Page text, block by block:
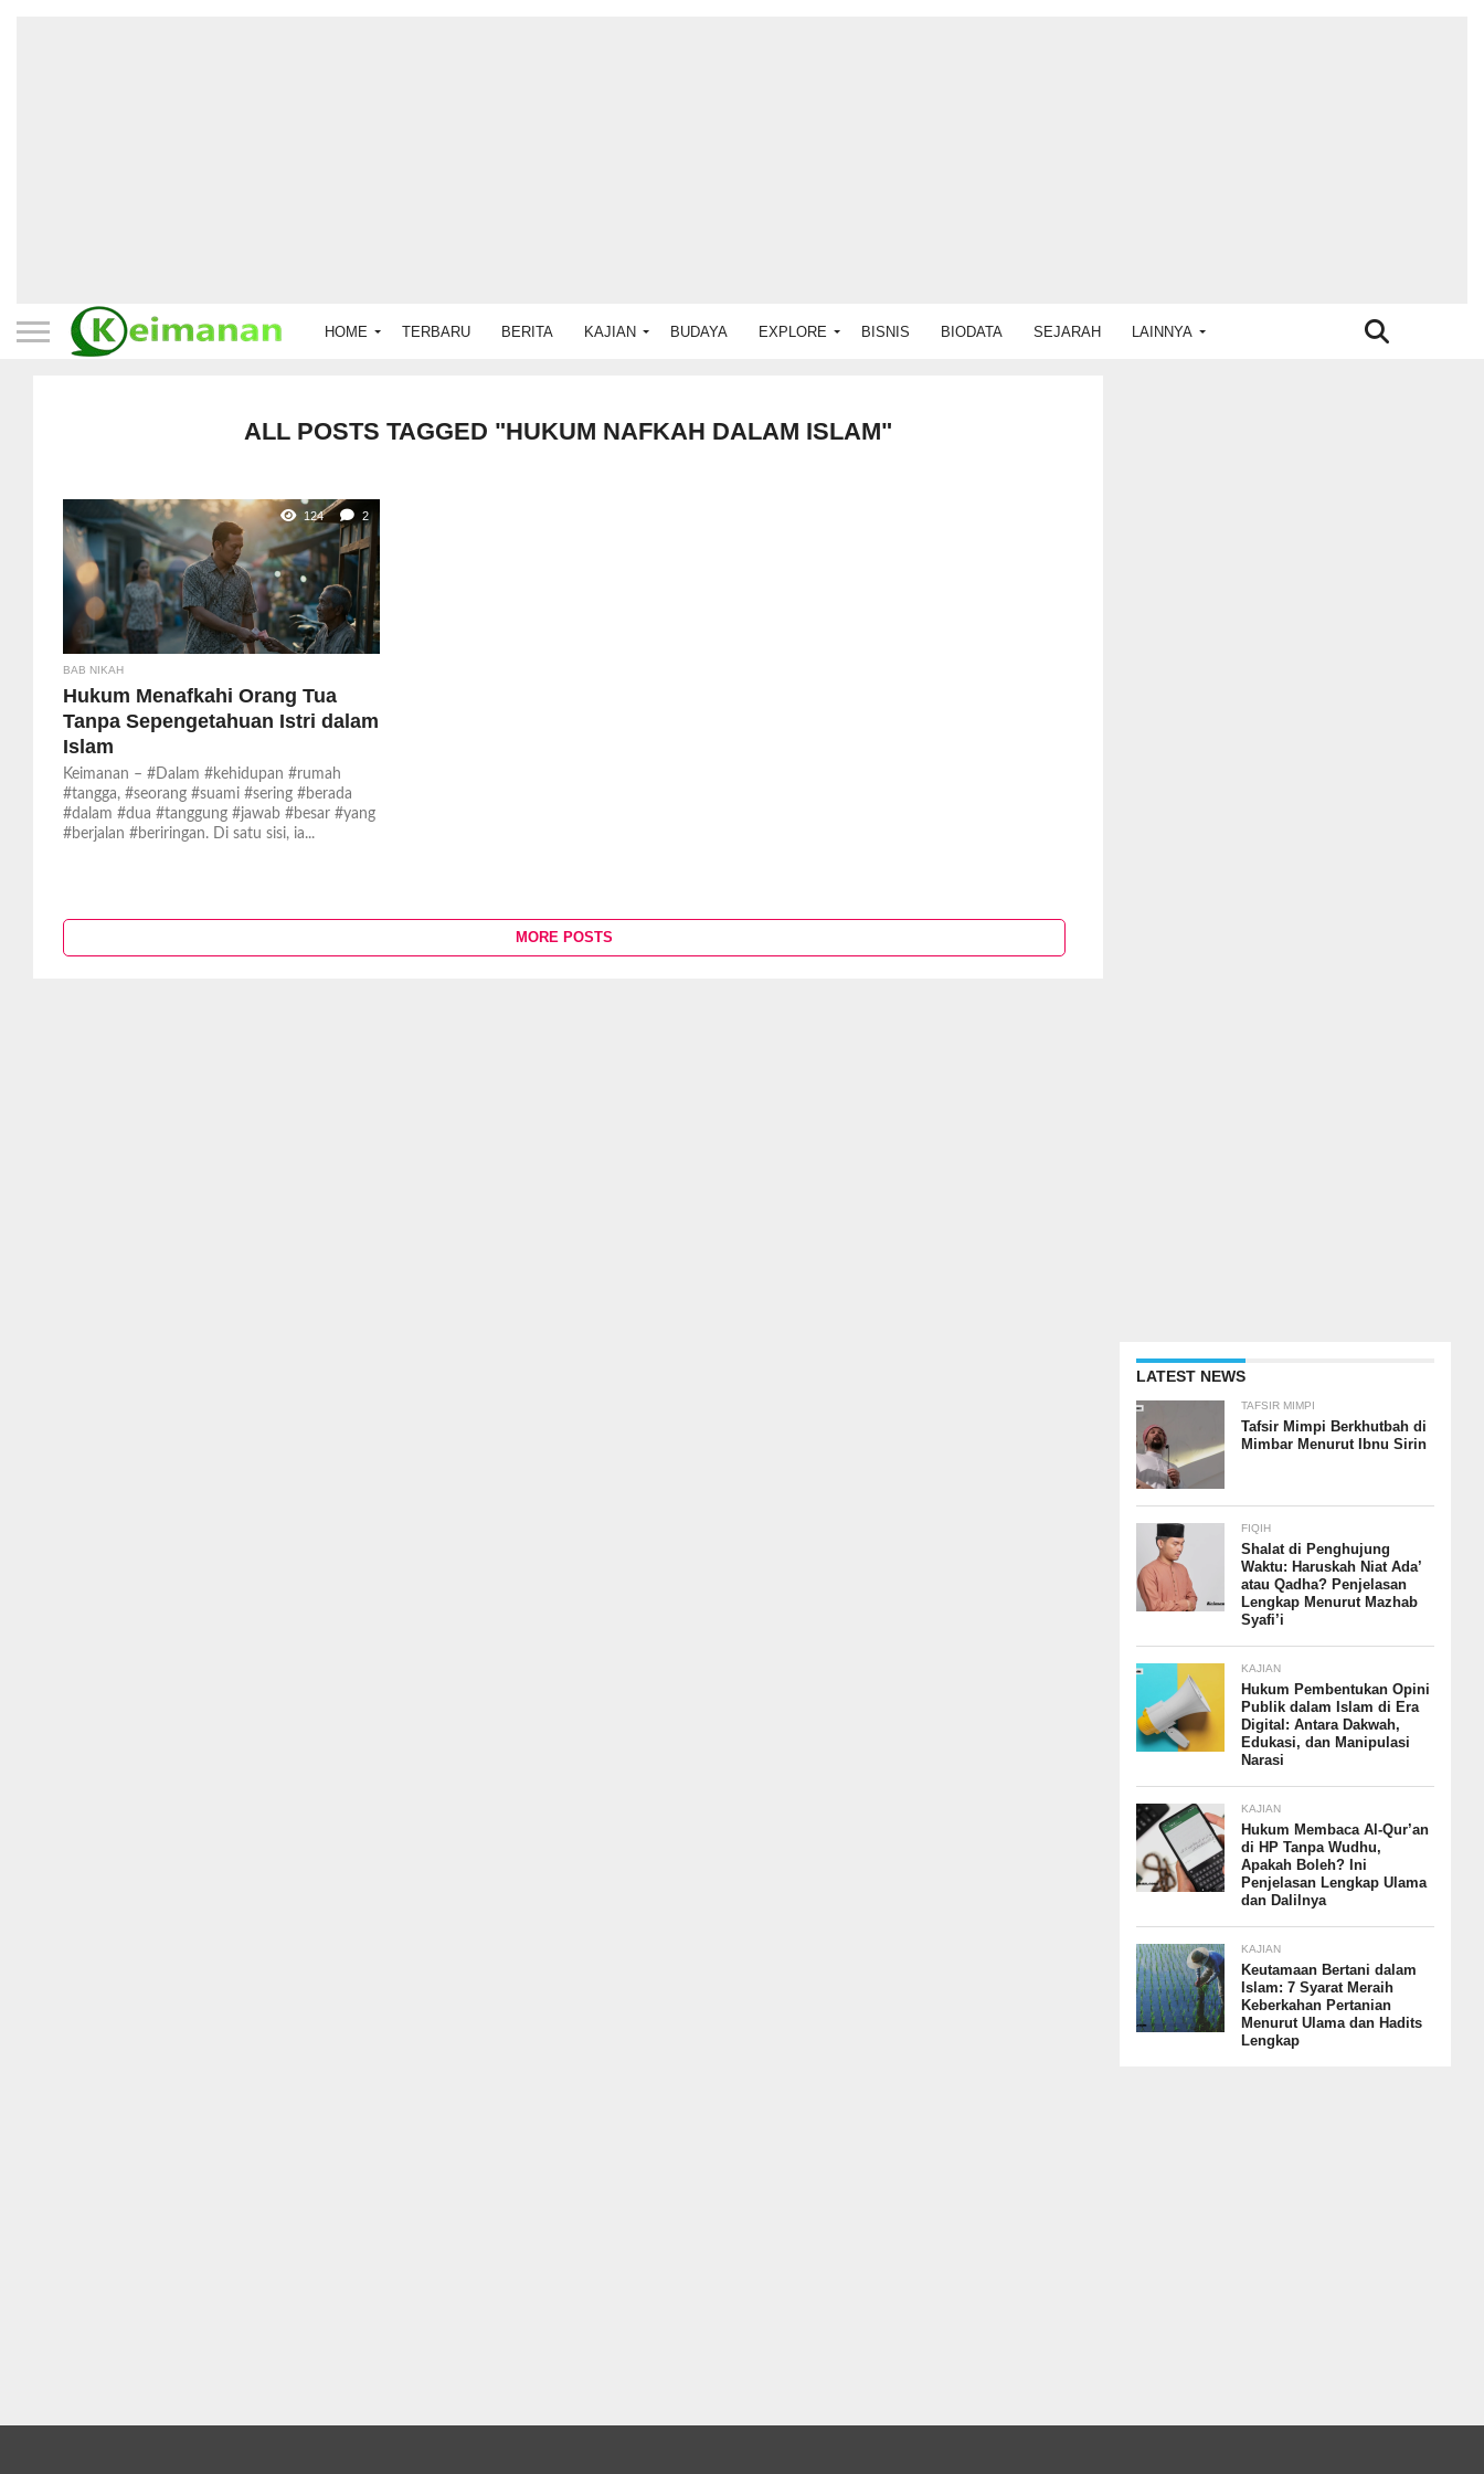
HOME TERBARU BERITA KAJIAN BUDAYA EXPLORE BISNIS BIODATA SEJARAH LAINNYA
ALL POSTS TAGGED "HUKUM NAFKAH DALAM ISLAM"
124 2
BAB NIKAH
Hukum Menafkahi Orang Tua
Tanpa Sepengetahuan Istri dalam
Islam
Keimanan – #Dalam #kehidupan #rumah
#tangga, #seorang #suami #sering #berada
#dalam #dua #tanggung #jawab #besar #yang
#berjalan #beriringan. Di satu sisi, ia...
MORE POSTS
LATEST NEWS
TAFSIR MIMPI
Tafsir Mimpi Berkhutbah di
Mimbar Menurut Ibnu Sirin
FIQIH
Shalat di Penghujung
Waktu: Haruskah Niat Ada’
atau Qadha? Penjelasan
Lengkap Menurut Mazhab
Syafi’i
KAJIAN
Hukum Pembentukan Opini
Publik dalam Islam di Era
Digital: Antara Dakwah,
Edukasi, dan Manipulasi
Narasi
KAJIAN
Hukum Membaca Al-Qur’an
di HP Tanpa Wudhu,
Apakah Boleh? Ini
Penjelasan Lengkap Ulama
dan Dalilnya
KAJIAN
Keutamaan Bertani dalam
Islam: 7 Syarat Meraih
Keberkahan Pertanian
Menurut Ulama dan Hadits
Lengkap